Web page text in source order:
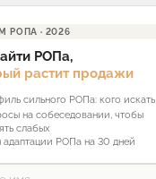
РОПА · 2026
РОПа,
растит продажи
сильного РОПа: кого искать
на собеседовании, чтобы
слабых
адаптации РОПа на 30 дней